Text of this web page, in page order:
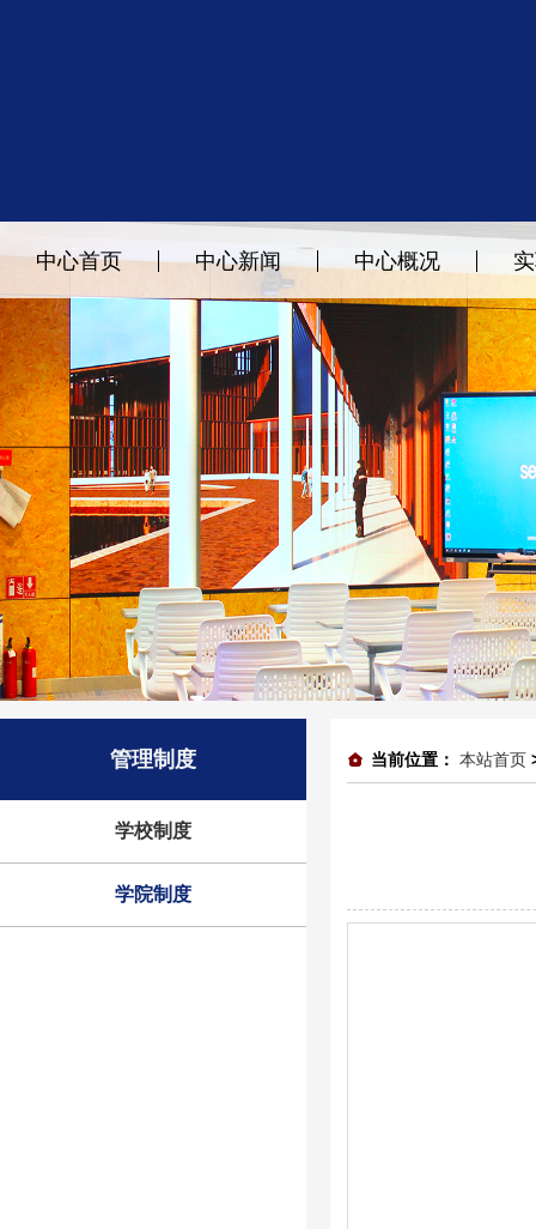
中心首页 中心新闻 中心概况
管理制度
学校制度
学院制度
当前位置： 本站首页